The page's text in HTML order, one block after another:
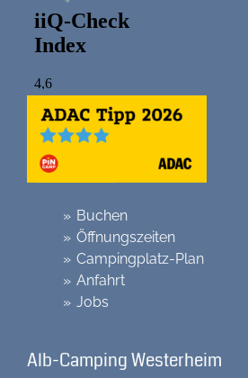
Buchen
Öffnungszeiten
Campingplatz-Plan
Anfahrt
Jobs
Alb-Camping Westerheim